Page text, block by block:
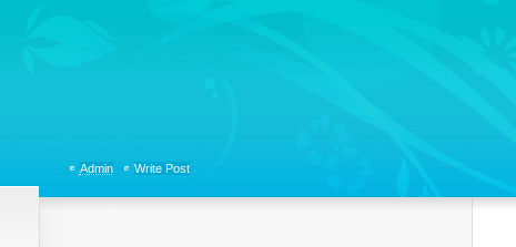
Admin Write Post